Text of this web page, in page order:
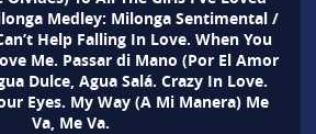
Medley: Milonga Sentimental /
Help Falling In Love. When You
Me. Passar di Mano (Por El Amor
Dulce, Agua Salá. Crazy In Love.
Eyes. My Way (A Mi Manera) Me
Va, Me Va.